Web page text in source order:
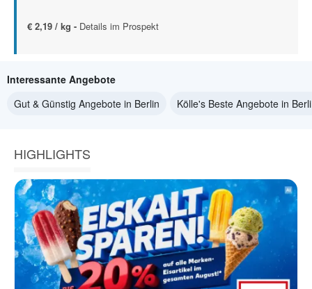
€ 2,19 / kg - Details im Prospekt
Interessante Angebote
Gut & Günstig Angebote in Berlin
Kölle's Beste Angebote in
HIGHLIGHTS